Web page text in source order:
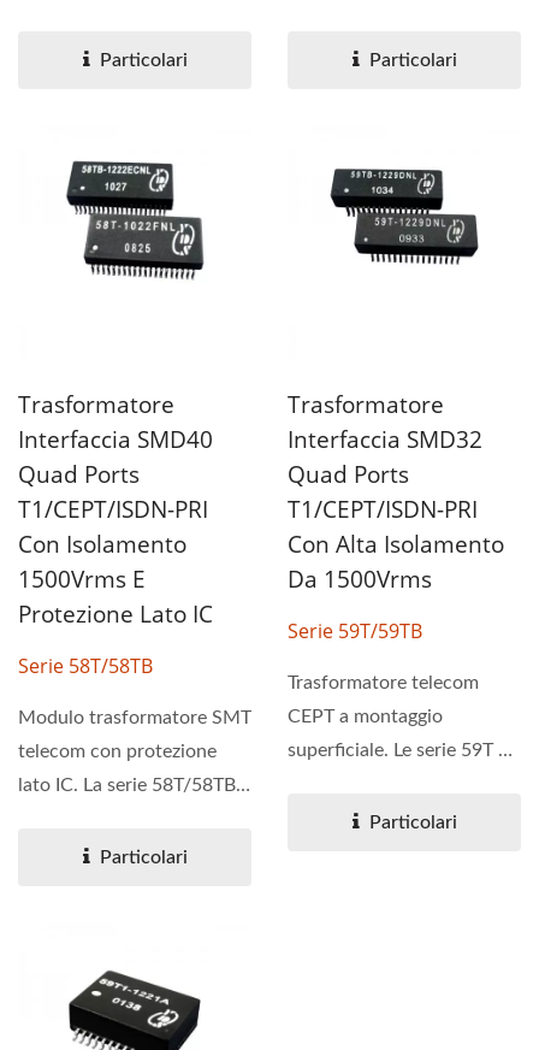
Particolari
Particolari
Trasformatore
Interfaccia SMD40
Quad Ports
T1/CEPT/ISDN-PRI
Con Isolamento
1500Vrms E
Protezione Lato IC
Serie 58T/58TB
Modulo trasformatore SMT
telecom con protezione
lato IC. La serie 58T/58TB è
Particolari
Trasformatore
Interfaccia SMD32
Quad Ports
T1/CEPT/ISDN-PRI
Con Alta Isolamento
Da 1500Vrms
Serie 59T/59TB
Trasformatore telecom
CEPT a montaggio
superficiale. Le serie 59T e
trasmettitori...Particolari